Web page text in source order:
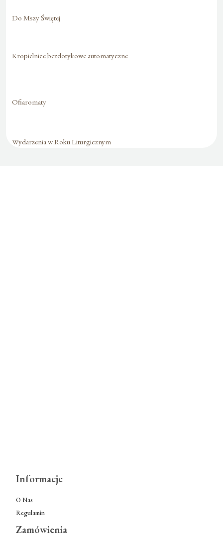
Do Mszy Świętej
Kropielnice bezdotykowe automatyczne
Ofiaromaty
Wydarzenia w Roku Liturgicznym
Informacje
O Nas
Regulamin
Zamówienia